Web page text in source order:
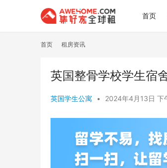
首页
首页 租房资讯
英国整骨学校学生宿
英国学生公寓 • 2024年4月13日 下